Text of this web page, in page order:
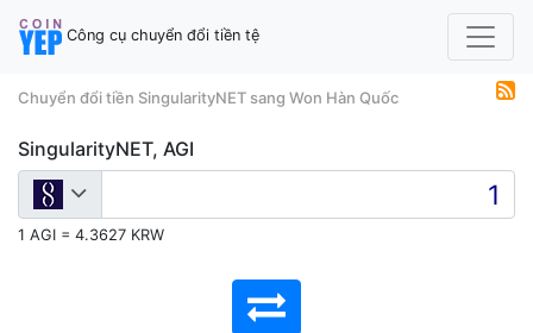
Công cụ chuyển đổi tiền tệ
Chuyển đổi tiền SingularityNET sang Won Hàn Quốc
SingularityNET, AGI
1 AGI = 4.3627 KRW